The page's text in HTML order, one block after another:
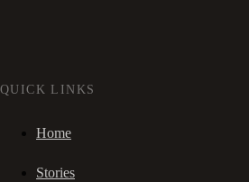
QUICK LINKS
Home
Stories